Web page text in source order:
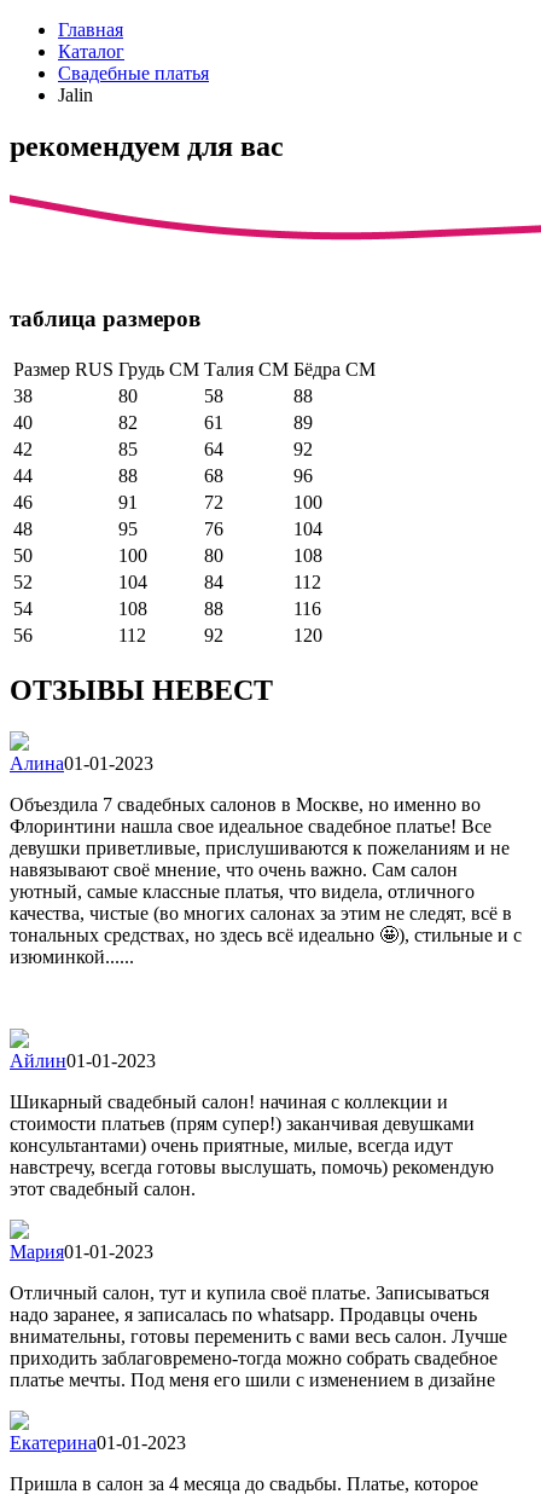
Главная
Каталог
Свадебные платья
Jalin
рекомендуем для вас
таблица размеров
Размер RUS Грудь СМ Талия СМ Бёдра СМ
38
80 58
88
40
82 61
89
42
85 64
92
44
88 68
96
46
91 72
100
48
95 76
104
50
100 80
108
52
104 84
112
54
108 88
116
56
112 92 120
ОТЗЫВЫ НЕВЕСТ
Алина01-01-2023
Объездила 7 свадебных салонов в Москве, но именно во
Флоринтини нашла свое идеальное свадебное платье! Все
девушки приветливые, прислушиваются к пожеланиям и не
навязывают своё мнение, что очень важно. Сам салон
уютный, самые классные платья, что видела, отличного
качества, чистые (во многих салонах за этим не следят, всё в
тональных средствах, но здесь всё идеально 🤩), стильные и с
изюминкой......
Айлин01-01-2023
Шикарный свадебный салон! начиная с коллекции и
стоимости платьев (прям супер!) заканчивая девушками
консультантами) очень приятные, милые, всегда идут
навстречу, всегда готовы выслушать, помочь) рекомендую
этот свадебный салон.
Мария01-01-2023
Отличный салон, тут и купила своё платье. Записываться
надо заранее, я записалась по whatsapp. Продавцы очень
внимательны, готовы переменить с вами весь салон. Лучше
приходить заблаговремено-тогда можно собрать свадебное
платье мечты. Под меня его шили с изменением в дизайне
Екатерина01-01-2023
Пришла в салон за 4 месяца до свадьбы. Платье, которое